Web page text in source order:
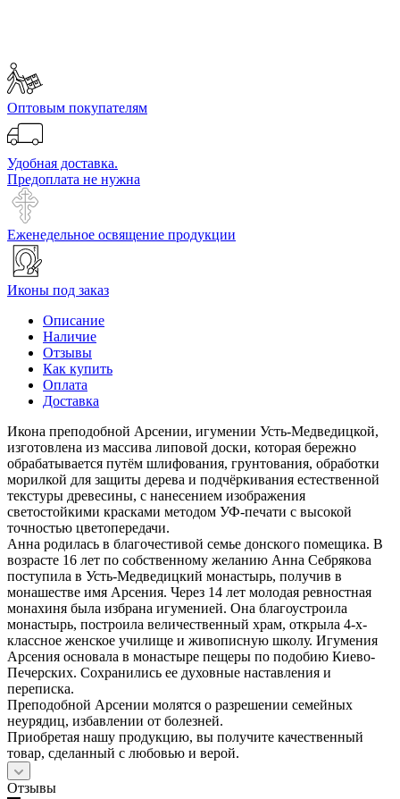
Оптовым покупателям
Удобная доставка.
Предоплата не нужна
Еженедельное освящение продукции
Иконы под заказ
Описание
Наличие
Отзывы
Как купить
Оплата
Доставка
Икона преподобной Арсении, игумении Усть-Медведицкой,
изготовлена из массива липовой доски, которая бережно
обрабатывается путём шлифования, грунтования, обработки
морилкой для защиты дерева и подчёркивания естественной
текстуры древесины, с нанесением изображения
светостойкими красками методом УФ-печати с высокой
точностью цветопередачи.
Анна родилась в благочестивой семье донского помещика. В
возрасте 16 лет по собственному желанию Анна Себрякова
поступила в Усть-Медведицкий монастырь, получив в
монашестве имя Арсения. Через 14 лет молодая ревностная
монахиня была избрана игуменией. Она благоустроила
монастырь, построила величественный храм, открыла 4-х-
классное женское училище и живописную школу. Игумения
Арсения основала в монастыре пещеры по подобию Киево-
Печерских. Сохранились ее духовные наставления и
переписка.
Преподобной Арсении молятся о разрешении семейных
неурядиц, избавлении от болезней.
Приобретая нашу продукцию, вы получите качественный
товар, сделанный с любовью и верой.
Отзывы